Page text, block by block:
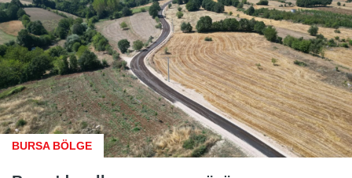
BURSA BÖLGE